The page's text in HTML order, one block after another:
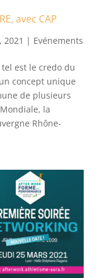
avec CAP
2021 | Evénements
est le credo du
un concept unique
de plusieurs
la
Rhône-